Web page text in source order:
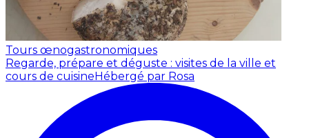
Tours œnogastronomiques
Regarde, prépare et déguste : visites de la ville et
cours de cuisineHébergé par Rosa